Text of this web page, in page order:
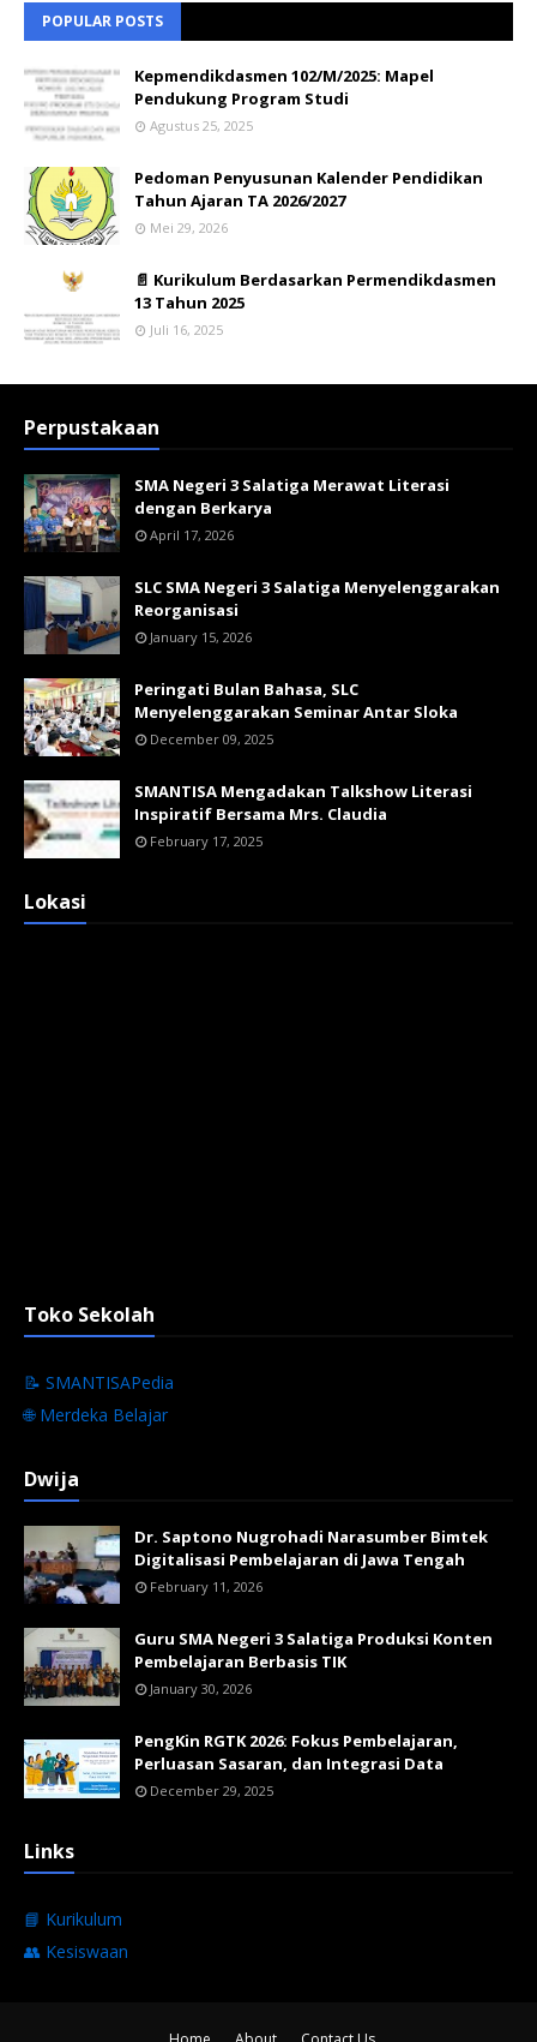
POPULAR POSTS
Kepmendikdasmen 102/M/2025: Mapel
Pendukung Program Studi
Agustus 25, 2025
Pedoman Penyusunan Kalender Pendidikan
Tahun Ajaran TA 2026/2027
Mei 29, 2026
📄 Kurikulum Berdasarkan Permendikdasmen
13 Tahun 2025
Juli 16, 2025
Perpustakaan
SMA Negeri 3 Salatiga Merawat Literasi
dengan Berkarya
April 17, 2026
SLC SMA Negeri 3 Salatiga Menyelenggarakan
Reorganisasi
January 15, 2026
Peringati Bulan Bahasa, SLC
Menyelenggarakan Seminar Antar Sloka
December 09, 2025
SMANTISA Mengadakan Talkshow Literasi
Inspiratif Bersama Mrs. Claudia
February 17, 2025
Lokasi
Toko Sekolah
📝 SMANTISAPedia
🌐 Merdeka Belajar
Dwija
Dr. Saptono Nugrohadi Narasumber Bimtek
Digitalisasi Pembelajaran di Jawa Tengah
February 11, 2026
Guru SMA Negeri 3 Salatiga Produksi Konten
Pembelajaran Berbasis TIK
January 30, 2026
PengKin RGTK 2026: Fokus Pembelajaran,
Perluasan Sasaran, dan Integrasi Data
December 29, 2025
Links
📘 Kurikulum
👥 Kesiswaan